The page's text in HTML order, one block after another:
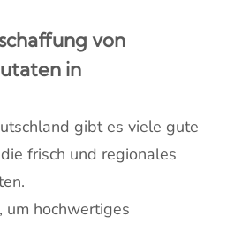
von
in
gibt es viele gute
frisch und regionales
, um hochwertiges